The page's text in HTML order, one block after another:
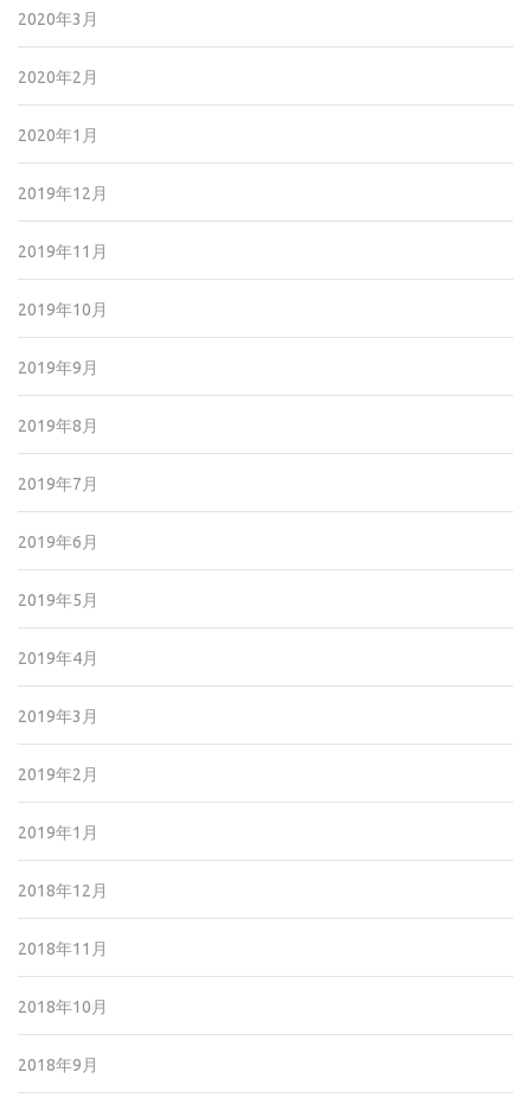
2020年3月
2020年2月
2020年1月
2019年12月
2019年11月
2019年10月
2019年9月
2019年8月
2019年7月
2019年6月
2019年5月
2019年4月
2019年3月
2019年2月
2019年1月
2018年12月
2018年11月
2018年10月
2018年9月